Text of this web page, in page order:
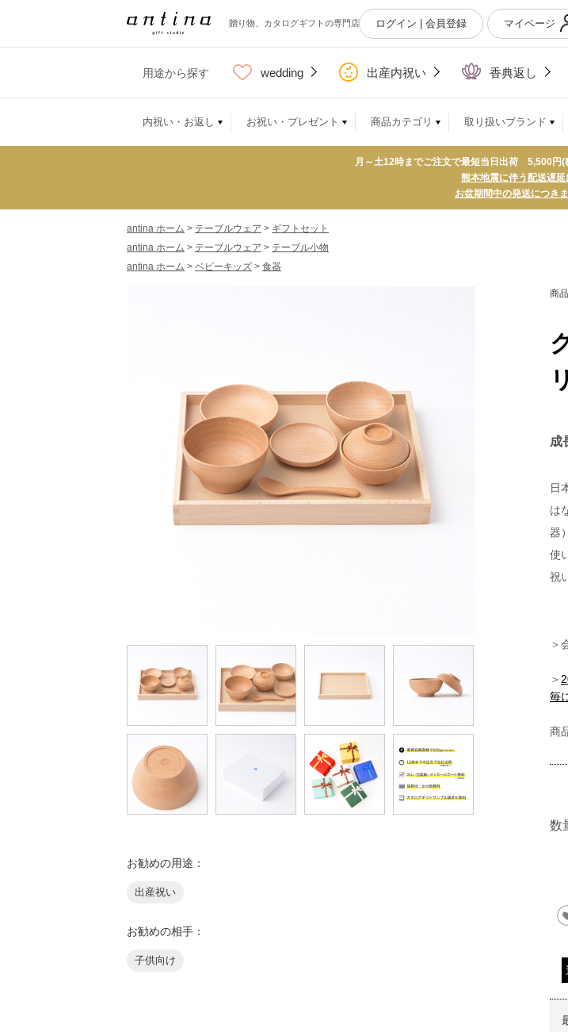
贈り物、カタログギフトの専門店 ログイン | 会員登録 マイページ
用途から探す wedding 出産内祝い 香典返し
内祝い・お返し お祝い・プレゼント 商品カテゴリ 取り扱いブランド
月～土12時までご注文で最短当日出荷 5,500円(
熊本地震に伴う配送遅延
お盆期間中の発送につき
antina ホーム > テーブルウェア > ギフトセット
antina ホーム > テーブルウェア > テーブル小物
antina ホーム > ベビーキッズ > 食器
お勧めの用途：
出産祝い
お勧めの相手：
子供向け
商
成
日
は
器
使
祝
＞
＞
毎
商
数